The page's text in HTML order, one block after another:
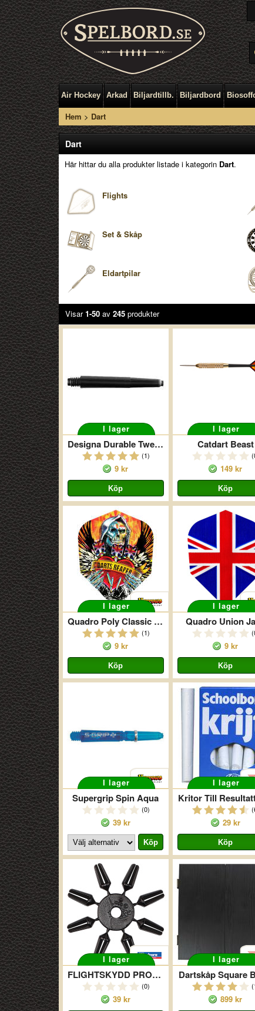
Air Hockey Arkad Biljardtillb. Biljardbord
Hem > Dart
Dart
Här hittar du alla produkter listade i kategorin Dart.
Flights
Set & Skåp
Eldartpilar
Visar1-50av 245produkter
I lager
Designa Durable Tweenie Svart
(1)
9 kr
I lager
Catdart Beast
149 kr
I lager
Quadro Poly Classic Reaper
(1)
9 kr
I lager
Quadro Union
9 kr
I lager
Supergrip Spin Aqua
(0)
39 kr
I lager
Kritor Till
29 kr
I lager
FLIGHTSKYDD PROTECTOR SVART
(0)
39 kr
I lager
Dartskåp Square
899 kr